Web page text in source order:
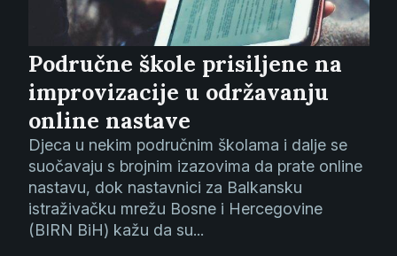
Područne škole prisiljene na
improvizacije u održavanju
online nastave
Djeca u nekim područnim školama i dalje se
suočavaju s brojnim izazovima da prate online
nastavu, dok nastavnici za Balkansku
istraživačku mrežu Bosne i Hercegovine
(BIRN BiH) kažu da su...